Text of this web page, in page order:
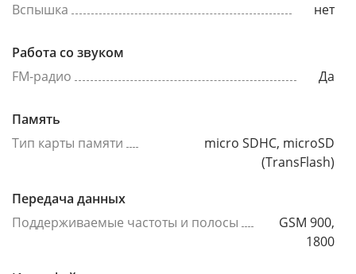
Вспышка
нет
Работа со звуком
FM-радио
Да
Память
Тип карты памяти
micro SDHC, microSD
(TransFlash)
Передача данных
Поддерживаемые частоты и полосы
GSM 900,
1800